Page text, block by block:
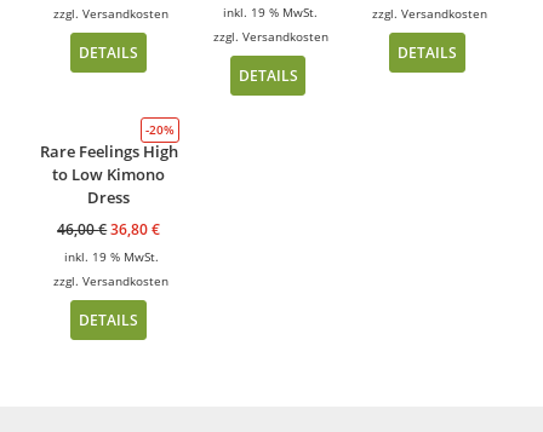
zzgl.Versandkosten
DETAILS
inkl. 19 % MwSt.
zzgl. Versandkosten
DETAILS
zzgl.Versandkosten
DETAILS
-20%
Rare Feelings High
to Low Kimono
Dress
46,00€36,80€
inkl. 19 % MwSt.
zzgl.Versandkosten
DETAILS